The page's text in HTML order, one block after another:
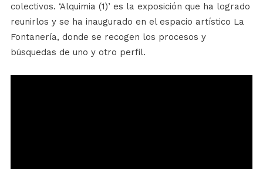
colectivos. ‘Alquimia (1)’ es la exposición que ha logrado
reunirlos y se ha inaugurado en el espacio artístico La
Fontanería, donde se recogen los procesos y
búsquedas de uno y otro perfil.